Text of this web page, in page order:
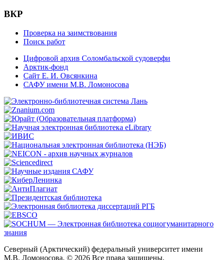
ВКР
Проверка на заимствования
Поиск работ
Цифровой архив Соломбальской судоверфи
Арктик-фонд
Сайт Е. И. Овсянкина
САФУ имени М.В. Ломоносова
Северный (Арктический) федеральный университет имени
М.В. Ломоносова. © 2026 Все права защищены.